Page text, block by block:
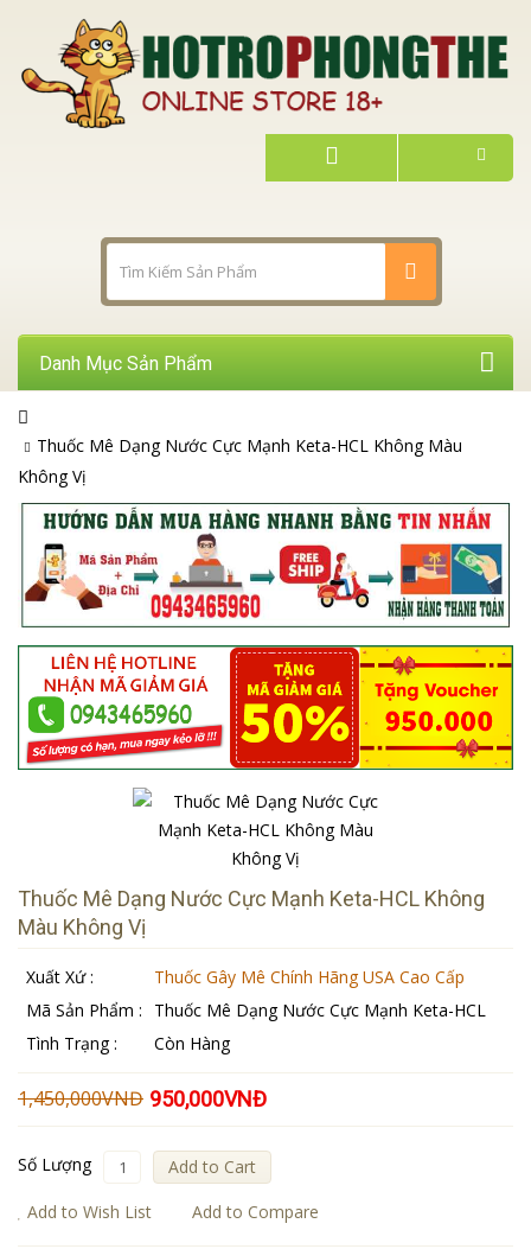
Danh Mục Sản Phẩm
Thuốc Mê Dạng Nước Cực Mạnh Keta-HCL Không Màu
Không Vị
Thuốc Mê Dạng Nước Cực Mạnh Keta-HCL Không
Màu Không Vị
Xuất Xứ :
Thuốc Gây Mê Chính Hãng USA Cao Cấp
Mã Sản Phẩm :
Thuốc Mê Dạng Nước Cực Mạnh Keta-HCL
Tình Trạng :
Còn Hàng
1,450,000VNĐ 950,000VNĐ
Số Lượng
Add to Cart
Add to Wish List
Add to Compare